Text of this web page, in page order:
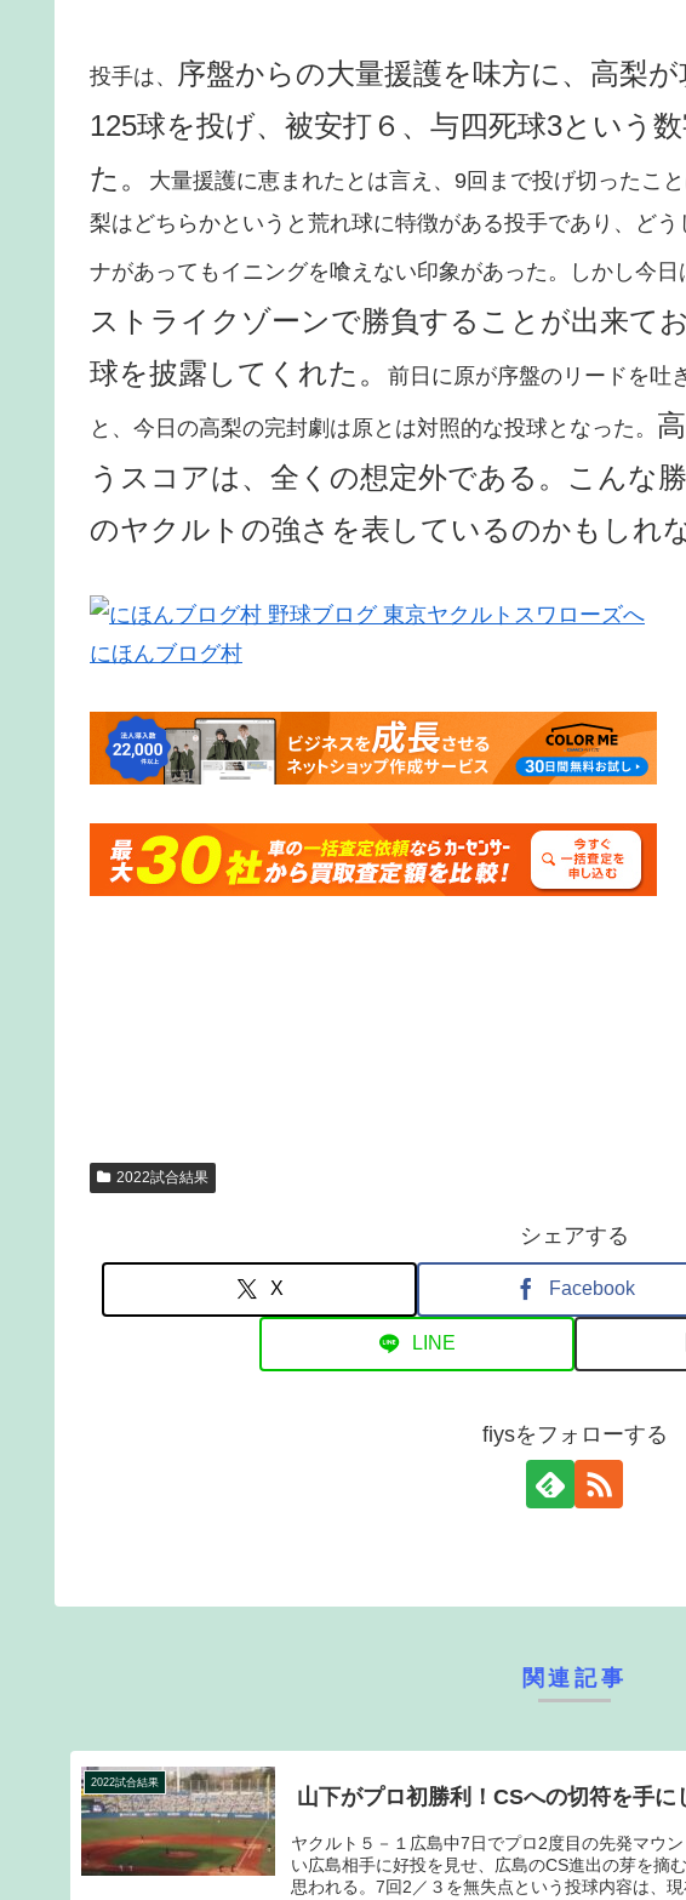
投手は、 序盤からの大量援護を味方に、高梨
125球を投げ、被安打６、与四死球3という
た。
大量援護に恵まれたとは言え、9回まで投げ切ったこ
梨はどちらかというと荒れ球に特徴がある投手であり、ど
ナがあってもイニングを喰えない印象があった。しかし今日
ストライクゾーンで勝負することが出来て
球を披露してくれた。
前日に原が序盤のリードを吐
と、今日の高梨の完封劇は原とは対照的な投球となった。
うスコアは、全くの想定外である。こんな
のヤクルトの強さを表しているのかもしれな
にほんブログ村
2022試合結果
シェアする
X Facebook
LINE
fiysをフォローする
関連記事
2022試合結果
山下がプロ初勝利！CSへの切符を手に
ヤクルト５－１広島中7日でプロ2度目の先発マウ
い広島相手に好投を見せ、広島のCS進出の芽を摘
思われる。7回2／３を無失点という投球内容は、